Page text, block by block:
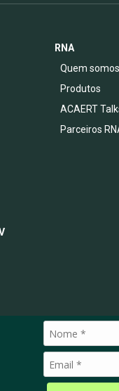
RNA
Quem somos
Produtos
ACAERT
Parceiros